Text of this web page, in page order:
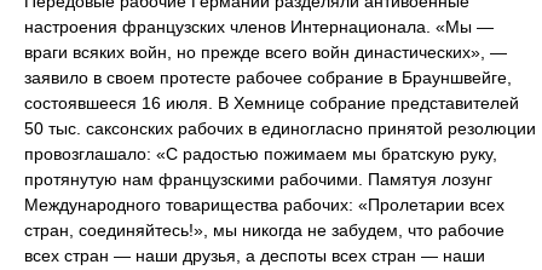
настроения французских членов Интернационала. «Мы —
враги всяких войн, но прежде всего войн династических», —
заявило в своем протесте рабочее собрание в Брауншвейге,
состоявшееся 16 июля. В Хемнице собрание представителей
50 тыс. саксонских рабочих в единогласно принятой резолюции
провозглашало: «С радостью пожимаем мы братскую руку,
протянутую нам французскими рабочими. Памятуя лозунг
Международного товарищества рабочих: «Пролетарии всех
стран, соединяйтесь!», мы никогда не забудем, что рабочие
всех стран — наши друзья, а деспоты всех стран — наши